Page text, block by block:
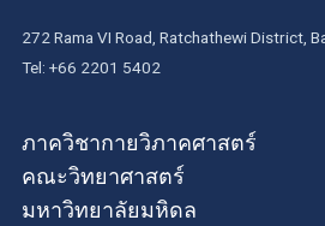
272 Rama VI Road, Ratchathewi District,
Tel: +66 2201 5402
ภาควิชากายวิภาคศาสตร์
คณะวิทยาศาสตร์
มหาวิทยาลัยมหิดล